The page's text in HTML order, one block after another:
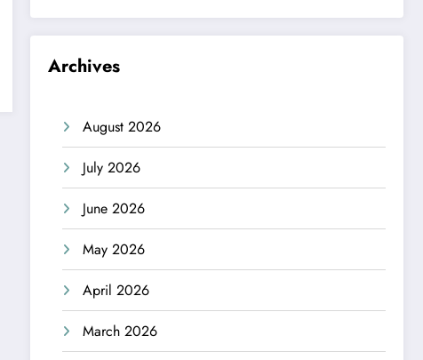
Archives
August 2026
July 2026
June 2026
May 2026
April 2026
March 2026